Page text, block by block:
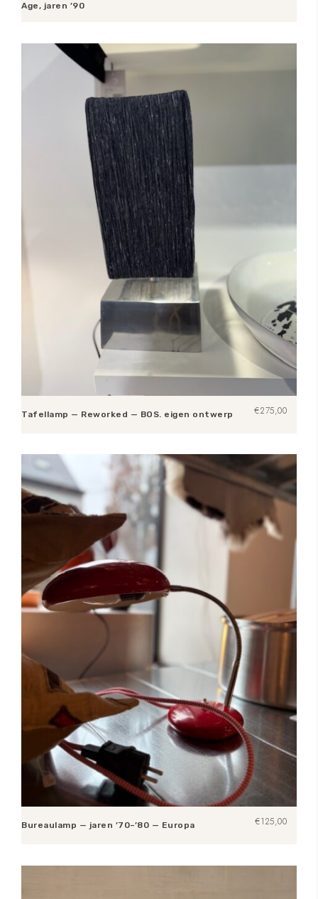
Age, jaren ’90
Tafellamp — Reworked — BOS. eigen ontwerp €275,00
Bureaulamp — jaren ’70–’80 — Europa €125,00